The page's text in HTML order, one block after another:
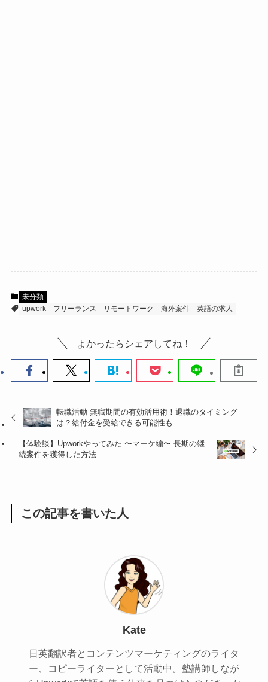
未分類
upwork
フリーランス リモートワーク 海外案件 英語の求人
よかったらシェアしてね！
転職活動 無職期間の有効活用術！退職のタイミング
は？給付金を受給できる可能性も
【体験談】Upworkやってみた 〜マーケ編〜 長期の継
続案件を獲得した方法
この記事を書いた人
Kate
日英翻訳者とコンテンツマーケティングのライタ
ー、コピーライターとして活動中。塾講師しなが